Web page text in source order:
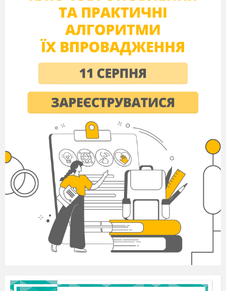
Багато хлопчиків – малят
На гілках дерева сидять?
Спостерігають за птахами,
гніздечках нишпорять руками?
Побачили двох пташенят
Ще й двох батьків отих малят!
Порахували: в садку тут
В трьох гніздах пташечки живуть!
Як завтра знов сюди прийдуть
Багато птахів тут знайдуть?
(Жодного! Птахи покинуть гнізда, а
пташенята загинуть.)